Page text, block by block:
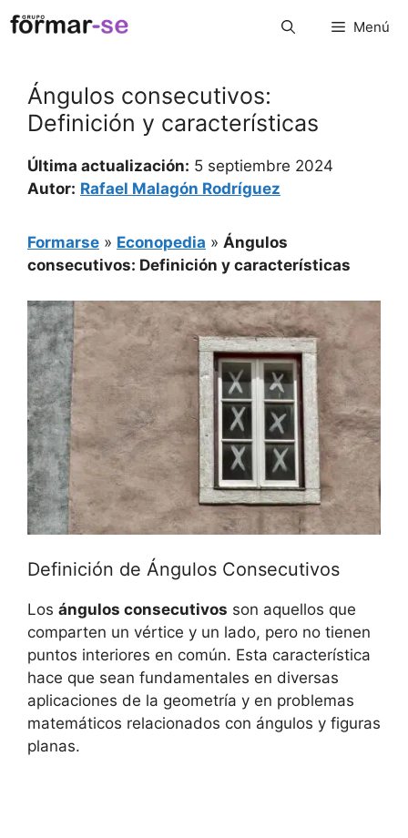
Saltar
al
Menú
Ángulos consecutivos:
Definición y características
Última actualización: 5 septiembre 2024
Autor: Rafael Malagón Rodríguez
Formarse » Econopedia » Ángulos
consecutivos: Definición y características
Definición de Ángulos Consecutivos
Los ángulos consecutivos son aquellos que
comparten un vértice y un lado, pero no tienen
puntos interiores en común. Esta característica
hace que sean fundamentales en diversas
aplicaciones de la geometría y en problemas
matemáticos relacionados con ángulos y figuras
planas.